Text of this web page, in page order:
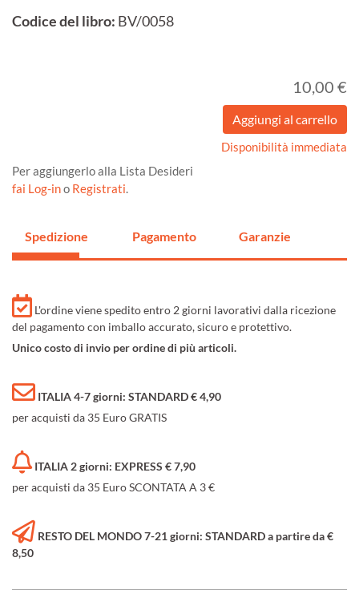
Codice del libro: BV/0058
10,00 €
Disponibilità immediata
Per aggiungerlo alla Lista Desideri
fai Log-ino Registrati.
Spedizione Pagamento Garanzie
L'ordine viene spedito entro 2 giorni lavorativi dalla ricezione
del pagamento con imballo accurato, sicuro e protettivo.
Unico costo di invio per ordine di più articoli.
ITALIA 4-7 giorni: STANDARD € 4,90
per acquisti da 35 Euro GRATIS
ITALIA 2 giorni: EXPRESS € 7,90
per acquisti da 35 Euro SCONTATA A 3 €
RESTO DEL MONDO 7-21 giorni: STANDARD a partire da €
8,50